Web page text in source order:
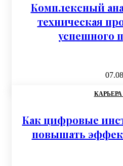
Комплексный
техническая
успешного
Как цифровые
повышать